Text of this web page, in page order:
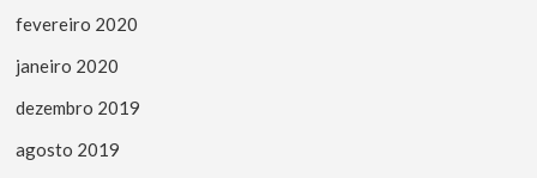
fevereiro 2020
janeiro 2020
dezembro 2019
agosto 2019